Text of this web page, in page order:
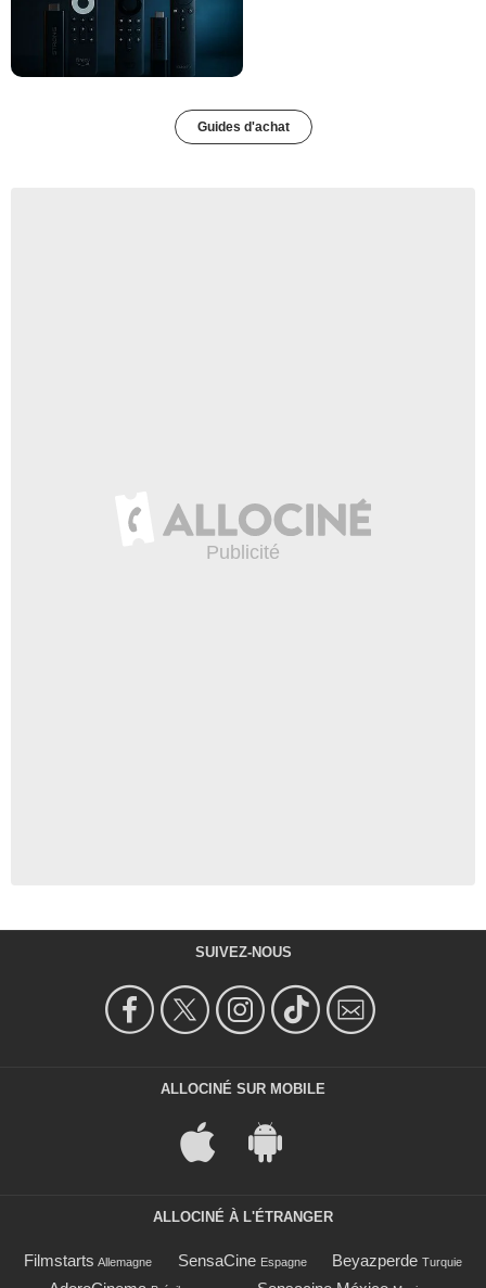
Guides d'achat
SUIVEZ-NOUS
ALLOCINÉ SUR MOBILE
ALLOCINÉ À L'ÉTRANGER
Filmstarts Allemagne SensaCine Espagne Beyazperde Turquie